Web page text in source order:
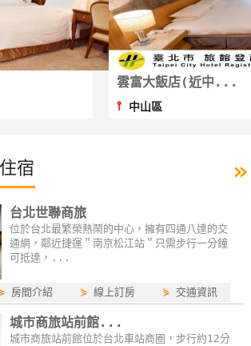
星西門行旅(西門...
宿 »
台北世聯商旅
位於台北最繁榮熱鬧的中心，擁有四通八達的交
通網，鄰近捷運＂南京松江站＂只需步行一分鐘
可抵達，...
房間介紹 ⋟線上訂房 ⋟ 交通資訊
城市商旅站前館...
城市商旅站前館位於台北車站商圈，步行約12分